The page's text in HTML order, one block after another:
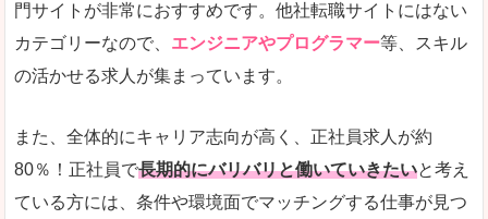
新着案件が続々とアップされるので、転職を急い
人気度
また、上戸彩さんのCMでおなじみなこともあり
全体的にオレンジ色のトーンで、見ていても疲れ
門サイトが非常におすすめです。他社転職サイトにはない
カテゴリーなので、 エンジニアやプログラマー等、スキル
の活かせる求人が集まっています。
また、全体的にキャリア志向が高く、正社員求人が約
80％！正社員で長期的にバリバリと働いていきたいと考え
ている方には、条件や環境面でマッチングする仕事が見つ